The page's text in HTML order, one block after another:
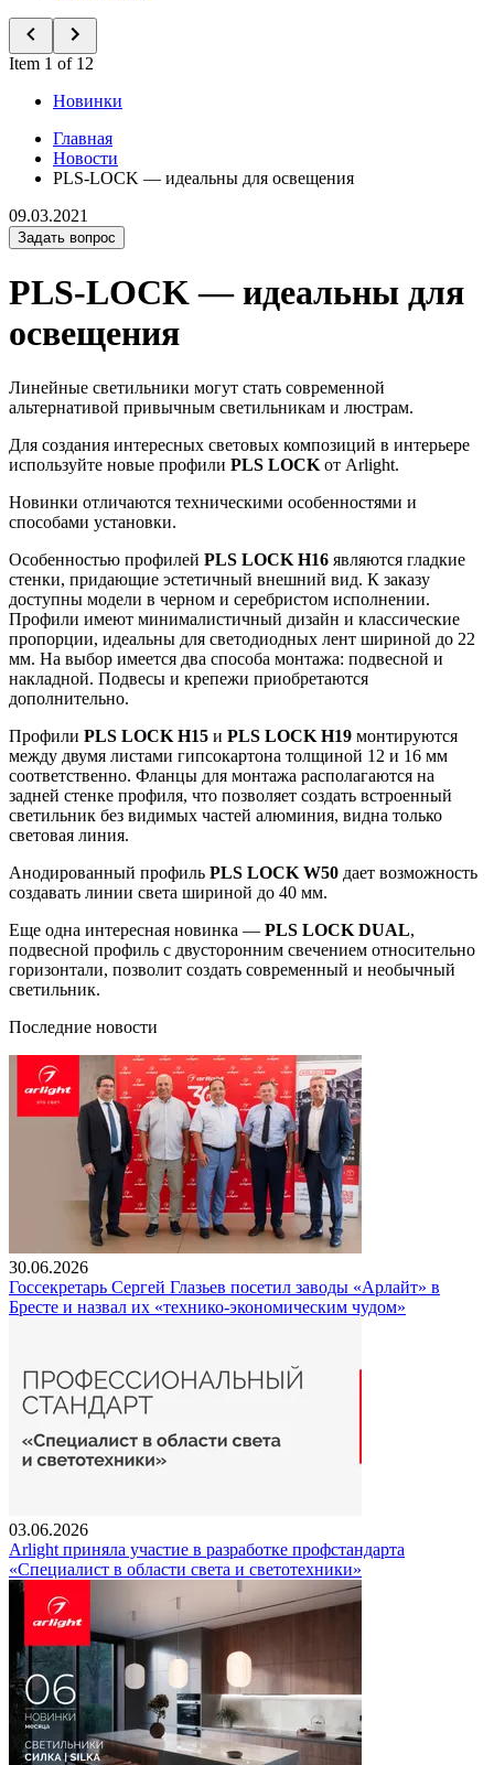
Item 1 of 12
Новинки
Главная
Новости
PLS-LOCK — идеальны для освещения
09.03.2021
Задать вопрос
PLS-LOCK — идеальны для
освещения
Линейные светильники могут стать современной
альтернативой привычным светильникам и люстрам.
Для создания интересных световых композиций в интерьере
используйте новые профили PLS LOCK от Arlight.
Новинки отличаются техническими особенностями и
способами установки.
Особенностью профилей PLS LOCK H16 являются гладкие
стенки, придающие эстетичный внешний вид. К заказу
доступны модели в черном и серебристом исполнении.
Профили имеют минималистичный дизайн и классические
пропорции, идеальны для светодиодных лент шириной до 22
мм. На выбор имеется два способа монтажа: подвесной и
накладной. Подвесы и крепежи приобретаются
дополнительно.
Профили PLS LOCK H15 и PLS LOCK H19 монтируются
между двумя листами гипсокартона толщиной 12 и 16 мм
соответственно. Фланцы для монтажа располагаются на
задней стенке профиля, что позволяет создать встроенный
светильник без видимых частей алюминия, видна только
световая линия.
Анодированный профиль PLS LOCK W50 дает возможность
создавать линии света шириной до 40 мм.
Еще одна интересная новинка — PLS LOCK DUAL,
подвесной профиль с двусторонним свечением относительно
горизонтали, позволит создать современный и необычный
светильник.
Последние новости
30.06.2026
Госсекретарь Сергей Глазьев посетил заводы «Арлайт» в
Бресте и назвал их «технико-экономическим чудом»
03.06.2026
Arlight приняла участие в разработке профстандарта
«Специалист в области света и светотехники»